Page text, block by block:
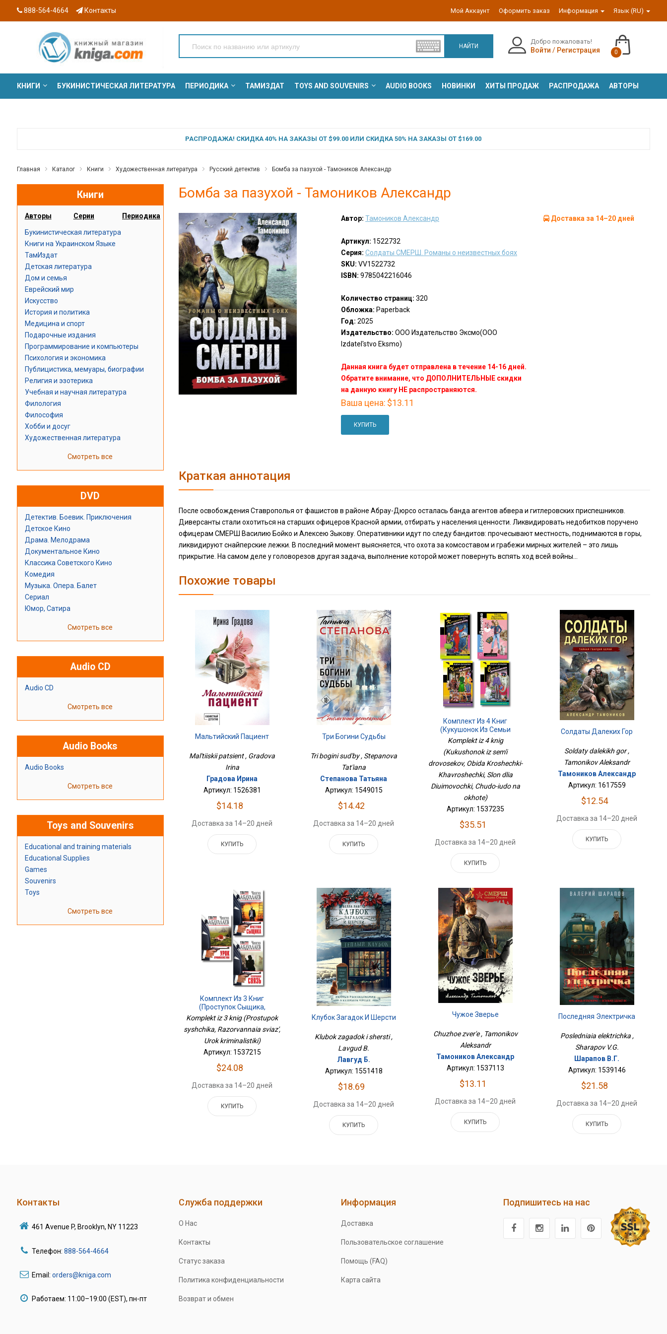
888-564-4664 Контакты Мой Аккаунт Оформить заказ Информация Язык (RU)
НАЙТИ
Добро пожаловать!
Войти / Регистрация 0
КНИГИ БУКИНИСТИЧЕСКАЯ ЛИТЕРАТУРА ПЕРИОДИКА ТАМИЗДАТ TOYS AND SOUVENIRS AUDIO BOOKS НОВИНКИ ХИТЫ ПРОДАЖ РАСПРОДАЖА АВТОРЫ
РАСПРОДАЖА! СКИДКА 40% НА ЗАКАЗЫ ОТ $99.00 ИЛИ СКИДКА 50% НА ЗАКАЗЫ ОТ $169.00
Главная Каталог Книги Художественная литература Русский детектив Бомба за пазухой - Тамоников Александр
Книги
Авторы Серии Периодика
Букинистическая литература
Книги на Украинском Языке
ТамИздат
Детская литература
Дом и семья
Еврейский мир
Искусство
История и политика
Медицина и спорт
Подарочные издания
Программирование и компьютеры
Психология и экономика
Публицистика, мемуары, биографии
Религия и эзотерика
Учебная и научная литература
Филология
Философия
Хобби и досуг
Художественная литература
Смотреть все
DVD
Детектив. Боевик. Приключения
Детское Кино
Драма. Мелодрама
Документальное Кино
Классика Советского Кино
Комедия
Музыка. Опера. Балет
Сериал
Юмор, Сатира
Смотреть все
Audio CD
Audio CD
Смотреть все
Audio Books
Audio Books
Смотреть все
Toys and Souvenirs
Educational and training materials
Educational Supplies
Games
Souvenirs
Toys
Смотреть все
Бомба за пазухой - Тамоников Александр
Автор: Тамоников Александр
Артикул: 1522732
Серия: Солдаты СМЕРШ. Романы о неизвестных боях
SKU: VV1522732
ISBN: 9785042216046
Количество страниц: 320
Обложка: Paperback
Год: 2025
Издательство: ООО Издательство Эксмо(OOO
Izdatel'stvo Eksmo)
Данная книга будет отправлена в течение 14-16 дней.
Обратите внимание, что ДОПОЛНИТЕЛЬНЫЕ скидки
на данную книгу НЕ распространяются.
Ваша цена: $13.11
КУПИТЬ
Доставка за 14–20 дней
Краткая аннотация
После освобождения Ставрополья от фашистов в районе Абрау-Дюрсо осталась банда агентов абвера и гитлеровских приспешников.
Диверсанты стали охотиться на старших офицеров Красной армии, отбирать у населения ценности. Ликвидировать недобитков поручено
офицерам СМЕРШ Василию Бойко и Алексею Зыкову. Оперативники идут по следу бандитов: прочесывают местность, поднимаются в горы,
ликвидируют снайперские лежки. В последний момент выясняется, что охота за комсоставом и грабежи мирных жителей – это лишь
прикрытие. На самом деле у головорезов другая задача, выполнение которой может повернуть вспять ход всей войны…
Похожие товары
Мальтийский Пациент
Mal'tiiskii patsient , Gradova
Irina
Градова Ирина
Артикул: 1526381
$14.18
Доставка за 14–20 дней
КУПИТЬ
Три Богини Судьбы
Tri bogini sud'by , Stepanova
Tat'iana
Степанова Татьяна
Артикул: 1549015
$14.42
Доставка за 14–20 дней
КУПИТЬ
Комплект Из 4 Книг
(Кукушонок Из Семьи
Дровосеков, Обида
Крошечки-Хаврошечки, Слон
Для Дюймовочки, Чудо-Юдо
На Охоте)
Komplekt iz 4 knig
(Kukushonok iz sem'i
drovosekov, Obida Kroshechki-
Khavroshechki, Slon dlia
Diuimovochki, Chudo-iudo na
okhote)
Артикул: 1537235
$35.51
Доставка за 14–20 дней
КУПИТЬ
Солдаты Далеких Гор
Soldaty dalekikh gor ,
Tamonikov Aleksandr
Тамоников Александр
Артикул: 1617559
$12.54
Доставка за 14–20 дней
КУПИТЬ
Комплект Из 3 Книг
(Проступок Сыщика,
Разорванная Связь, Урок
Криминалистики)
Komplekt iz 3 knig (Prostupok
syshchika, Razorvannaia sviaz',
Urok kriminalistiki)
Артикул: 1537215
$24.08
Доставка за 14–20 дней
КУПИТЬ
Клубок Загадок И Шерсти
Klubok zagadok i shersti ,
Lavgud B.
Лавгуд Б.
Артикул: 1551418
$18.69
Доставка за 14–20 дней
КУПИТЬ
Чужое Зверье
Chuzhoe zver'e , Tamonikov
Aleksandr
Тамоников Александр
Артикул: 1537113
$13.11
Доставка за 14–20 дней
КУПИТЬ
Последняя Электричка
Posledniaia elektrichka ,
Sharapov V.G.
Шарапов В.Г.
Артикул: 1539146
$21.58
Доставка за 14–20 дней
КУПИТЬ
Контакты
461 Avenue P, Brooklyn, NY 11223
Телефон: 888-564-4664
Email: orders@kniga.com
Работаем: 11:00–19:00 (EST), пн-пт
Служба поддержки
О Нас
Контакты
Статус заказа
Политика конфиденциальности
Возврат и обмен
Информация
Доставка
Пользовательское соглашение
Помощь (FAQ)
Карта сайта
Подпишитесь на нас